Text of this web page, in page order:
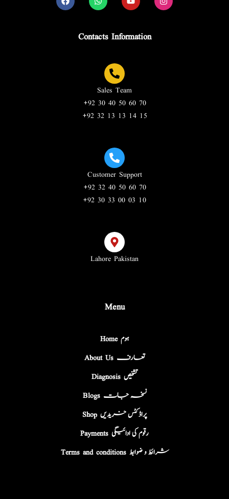
Contacts Information
Sales Team
+92 30 40 50 60 70
+92 32 13 13 14 15
Customer Support
+92 32 40 50 60 70
+92 30 33 00 03 10
Lahore Pakistan
Menu
Home ہوم
About Us تعارف
Diagnosis تشخیص
Blogs نسخہ جات
Shop پراڈکٹس خریدیں
Payments رقوم کی ادائیگی
Terms and conditions شرائط و ضوابط